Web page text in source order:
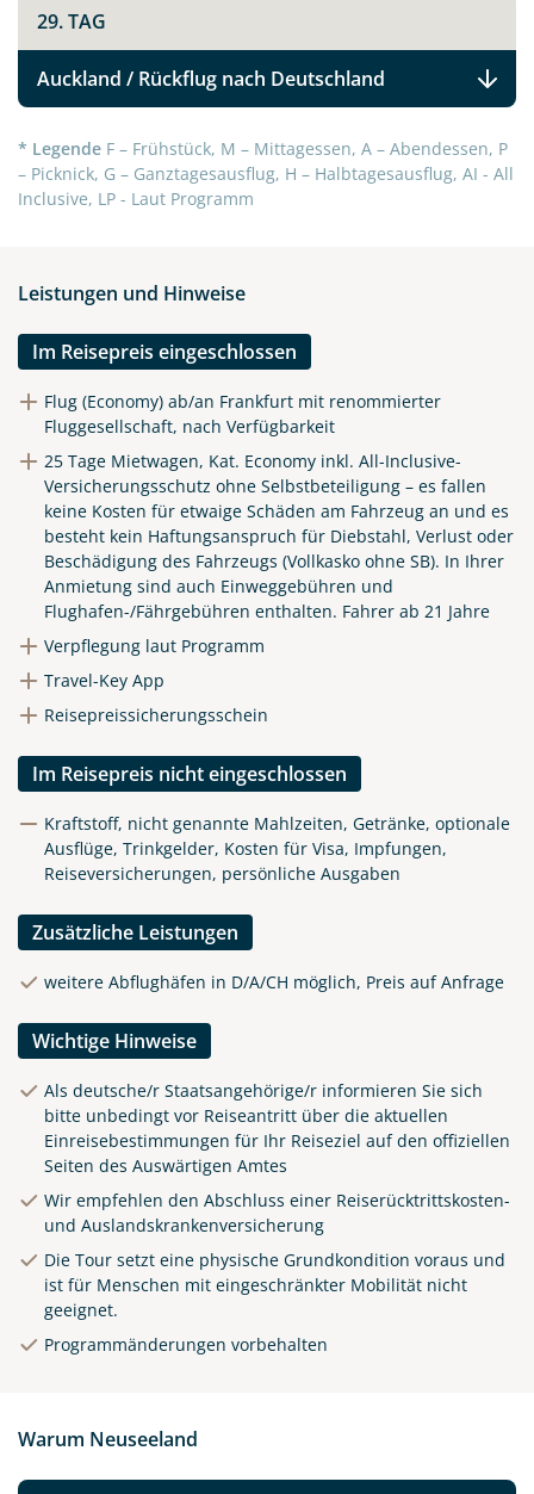
29. TAG
Auckland / Rückflug nach Deutschland
* Legende F – Frühstück, M – Mittagessen, A – Abendessen, P
– Picknick, G – Ganztagesausflug, H – Halbtagesausflug, AI - All
Inclusive, LP - Laut Programm
Leistungen und Hinweise
Im Reisepreis eingeschlossen
Flug (Economy) ab/an Frankfurt mit renommierter
Fluggesellschaft, nach Verfügbarkeit
25 Tage Mietwagen, Kat. Economy inkl. All-Inclusive-
Versicherungsschutz ohne Selbstbeteiligung – es fallen
keine Kosten für etwaige Schäden am Fahrzeug an und es
besteht kein Haftungsanspruch für Diebstahl, Verlust oder
Beschädigung des Fahrzeugs (Vollkasko ohne SB). In Ihrer
Anmietung sind auch Einweggebühren und
Flughafen-/Fährgebühren enthalten. Fahrer ab 21 Jahre
Verpflegung laut Programm
Travel-Key App
Reisepreissicherungsschein
Im Reisepreis nicht eingeschlossen
Kraftstoff, nicht genannte Mahlzeiten, Getränke, optionale
Ausflüge, Trinkgelder, Kosten für Visa, Impfungen,
Reiseversicherungen, persönliche Ausgaben
Zusätzliche Leistungen
weitere Abflughäfen in D/A/CH möglich, Preis auf Anfrage
Wichtige Hinweise
Als deutsche/r Staatsangehörige/r informieren Sie sich
bitte unbedingt vor Reiseantritt über die aktuellen
Einreisebestimmungen für Ihr Reiseziel auf den offiziellen
Seiten des Auswärtigen Amtes
Wir empfehlen den Abschluss einer Reiserücktrittskosten-
und Auslandskrankenversicherung
Die Tour setzt eine physische Grundkondition voraus und
ist für Menschen mit eingeschränkter Mobilität nicht
geeignet.
Programmänderungen vorbehalten
Warum Neuseeland